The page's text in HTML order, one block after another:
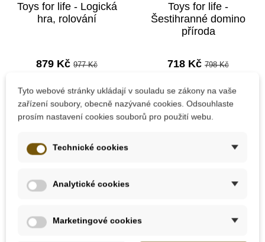
Toys for life - Logická
hra, rolování
879 Kč 977 Kč
Přidat do košíku
Toys for life -
Šestihranné domino
příroda
718 Kč 798 Kč
Přidat do košíku
Deskové a stolní hry
Tyto webové stránky ukládají v souladu se zákony na vaše
zařízení soubory, obecně nazývané cookies. Odsouhlaste
prosím nastavení cookies souborů pro použití webu.
Technické cookies
Analytické cookies
Marketingové cookies